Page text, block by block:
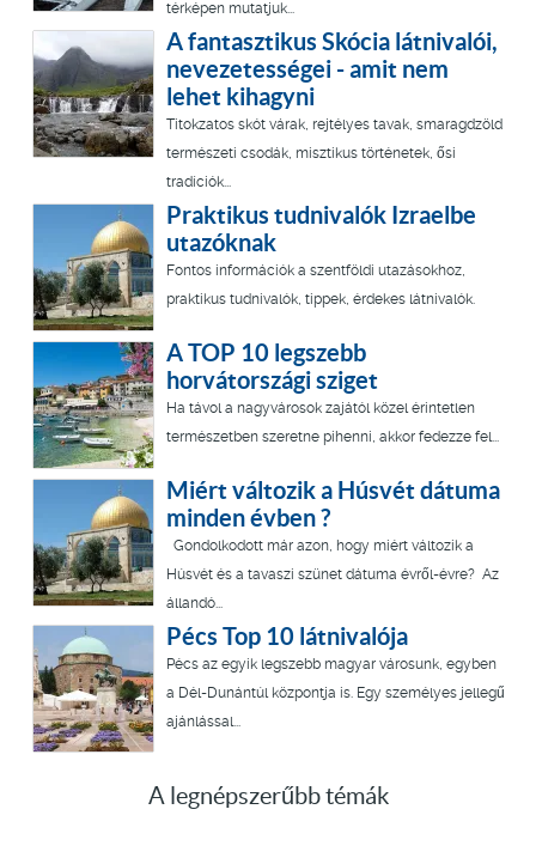
térképen mutatjuk...
A fantasztikus Skócia látnivalói,
nevezetességei - amit nem
lehet kihagyni
Titokzatos skót várak, rejtélyes tavak, smaragdzöld
természeti csodák, misztikus történetek, ősi
tradíciók...
Praktikus tudnivalók Izraelbe
utazóknak
Fontos információk a szentföldi utazásokhoz,
praktikus tudnivalók, tippek, érdekes látnivalók.
A TOP 10 legszebb
horvátországi sziget
Ha távol a nagyvárosok zajától közel érintetlen
természetben szeretne pihenni, akkor fedezze fel...
Miért változik a Húsvét dátuma
minden évben ?
Gondolkodott már azon, hogy miért változik a
Húsvét és a tavaszi szünet dátuma évről-évre? Az
állandó...
Pécs Top 10 látnivalója
Pécs az egyik legszebb magyar városunk, egyben
a Dél-Dunántúl központja is. Egy személyes jellegű
ajánlással...
A legnépszerűbb témák